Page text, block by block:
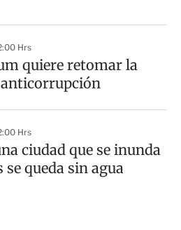
Hrs
quiere retomar la
Hrs
ciudad que se inunda
queda sin agua